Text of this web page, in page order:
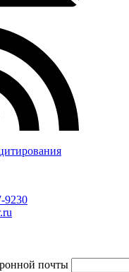
9230
почты